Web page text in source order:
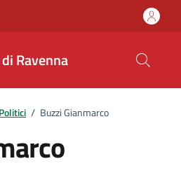
Ravenna
Politici / Buzzi Gianmarco